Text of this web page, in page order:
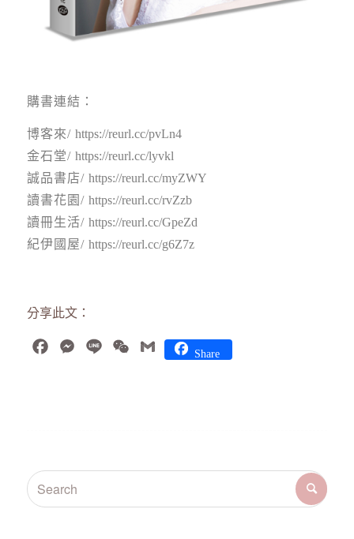
購書連結：
博客來/https://reurl.cc/pvLn4
金石堂/https://reurl.cc/lyvkl
誠品書店/https://reurl.cc/myZWY
讀書花園/https://reurl.cc/rvZzb
讀冊生活/https://reurl.cc/GpeZd
紀伊國屋/https://reurl.cc/g6Z7z
分享此文：
FacebookMessenger
Line WeChatGmail
Share